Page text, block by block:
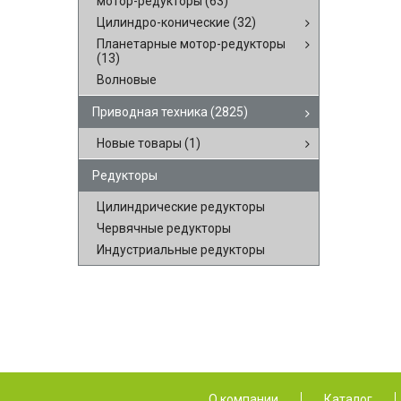
Цилиндро-конические (32)
Планетарные мотор-редукторы
(13)
Волновые
Приводная техника (2825)
Новые товары (1)
Редукторы
Цилиндрические редукторы
Червячные редукторы
Индустриальные редукторы